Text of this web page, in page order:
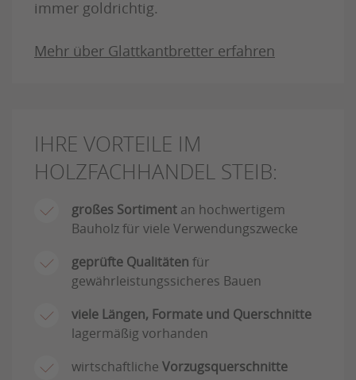
immer goldrichtig.
Mehr über Glattkantbretter erfahren
IHRE VORTEILE IM
HOLZFACHHANDEL STEIB:
großes Sortiment an hochwertigem
Bauholz für viele Verwendungszwecke
geprüfte Qualitäten für
gewährleistungssicheres Bauen
viele Längen, Formate und Querschnitte
lagermäßig vorhanden
wirtschaftliche Vorzugsquerschnitte